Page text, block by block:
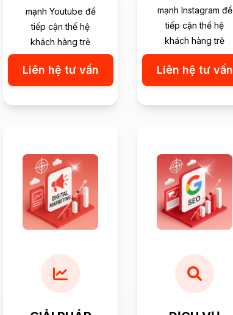
mạnh Youtube để
tiếp cận thế hệ
khách hàng trẻ
Liên hệ tư vấn
mạnh Instagram để
tiếp cận thế hệ
khách hàng trẻ
Liên hệ tư vấn